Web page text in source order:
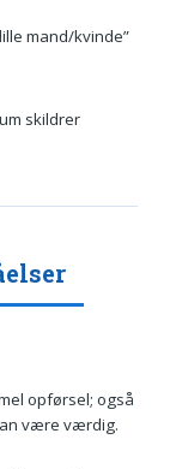
mand/kvinde”
skildrer
opførsel; også
være værdig.